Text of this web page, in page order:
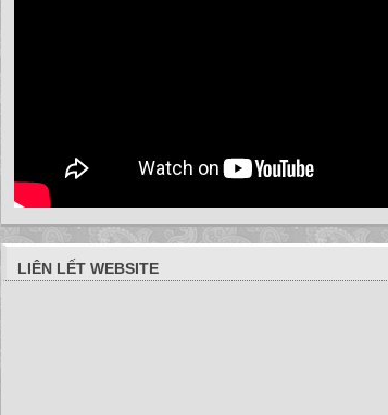
LIÊN LẾT WEBSITE